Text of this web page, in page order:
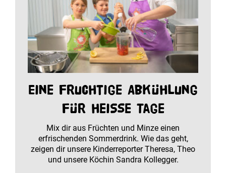
Eine fruchtige Abkühlung
für heiße Tage
Mix dir aus Früchten und Minze einen
erfrischenden Sommerdrink. Wie das geht,
zeigen dir unsere Kinderreporter Theresa, Theo
und unsere Köchin Sandra Kollegger.